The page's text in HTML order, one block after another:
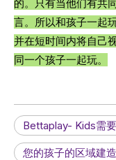
的。只有当他们有共
言。所以和孩子一起
并在短时间内将自己
同一个孩子一起玩。
Bettaplay- Kids需
您的孩子的区域建